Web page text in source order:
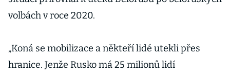
volbách v roce 2020.
„Koná se mobilizace a někteří lidé utekli přes
hranice. Jenže Rusko má 25 milionů lidí